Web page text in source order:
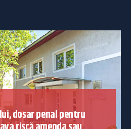
dosar penal pentru